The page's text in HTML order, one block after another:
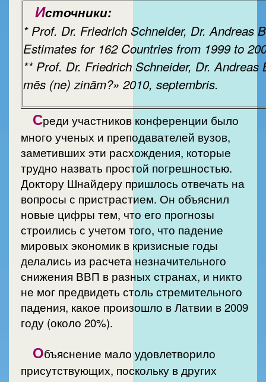
Источники:
* Prof. Dr. Friedrich Schneider, Dr. Andreas
Estimates for 162 Countries from 1999 to
** Prof. Dr. Friedrich Schneider, Dr.
mēs (ne) zinām?» 2010, septembris.
Среди участников конференции было
много ученых и преподавателей вузов,
заметивших эти расхождения, которые
трудно назвать простой погрешностью.
Доктору Шнайдеру пришлось отвечать на
вопросы с пристрастием. Он объяснил
новые цифры тем, что его прогнозы
строились с учетом того, что падение
мировых экономик в кризисные годы
делались из расчета незначительного
снижения ВВП в разных странах, и никто
не мог предвидеть столь стремительного
падения, какое произошло в Латвии в 2009
году (около 20%).
Объяснение мало удовлетворило
присутствующих, поскольку в других